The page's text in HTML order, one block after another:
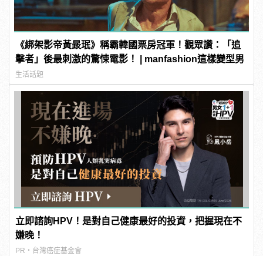
《綁架影帝黃晸珉》稱霸韓國票房冠軍！觀眾讚：「追
擊者」後最刺激的驚悚電影！ | manfashion這樣變型男
生活話題
立即諮詢HPV！是對自己健康最好的投資，把握現在不
嫌晚！
PR・台灣癌症基金會